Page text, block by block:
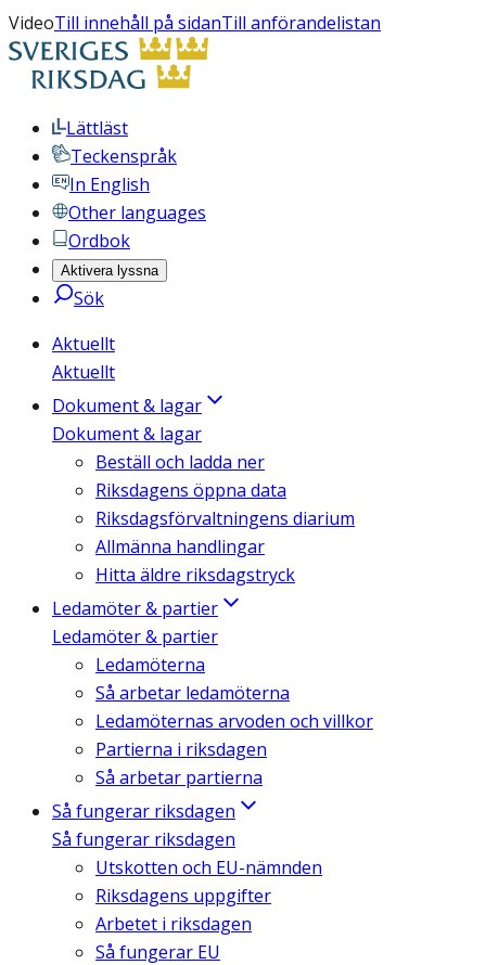
VideoTill innehåll på sidanTill anförandelistan
Lättläst
Teckenspråk
In English
Other languages
Ordbok
Aktivera lyssna
Sök
Aktuellt
Aktuellt
Dokument & lagar
Dokument & lagar
Beställ och ladda ner
Riksdagens öppna data
Riksdagsförvaltningens diarium
Allmänna handlingar
Hitta äldre riksdagstryck
Ledamöter & partier
Ledamöter & partier
Ledamöterna
Så arbetar ledamöterna
Ledamöternas arvoden och villkor
Partierna i riksdagen
Så arbetar partierna
Så fungerar riksdagen
Så fungerar riksdagen
Utskotten och EU-nämnden
Riksdagens uppgifter
Arbetet i riksdagen
Så fungerar EU